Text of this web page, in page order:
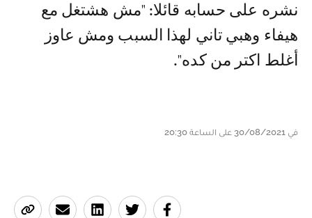
نشره على حسابه قائلا: "مش هشتغل مع
هيفاء وهبي تاني لهذا السبب ومش عاوز
أغلط اكتر من كده".
في 30/08/2021 على الساعة 20:30